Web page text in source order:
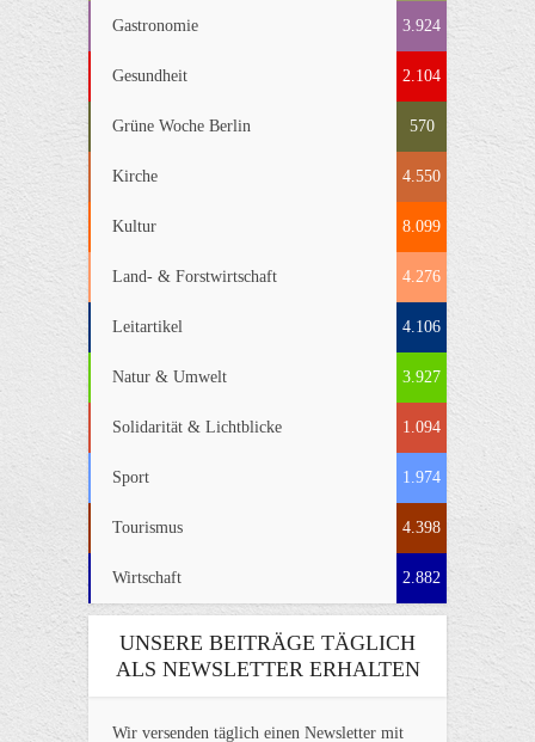
Gastronomie 3.924
Gesundheit 2.104
Grüne Woche Berlin 570
Kirche 4.550
Kultur 8.099
Land- & Forstwirtschaft 4.276
Leitartikel 4.106
Natur & Umwelt 3.927
Solidarität & Lichtblicke 1.094
Sport 1.974
Tourismus 4.398
Wirtschaft 2.882
UNSERE BEITRÄGE TÄGLICH
ALS NEWSLETTER ERHALTEN
Wir versenden täglich einen Newsletter mit